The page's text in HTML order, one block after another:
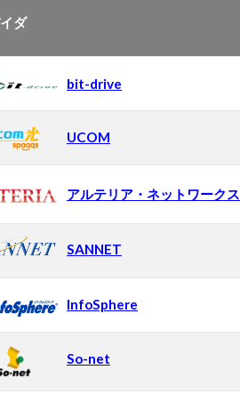
ダ
bit-drive
UCOM
アルテリア・ネットワークス
SANNET
InfoSphere
So-net